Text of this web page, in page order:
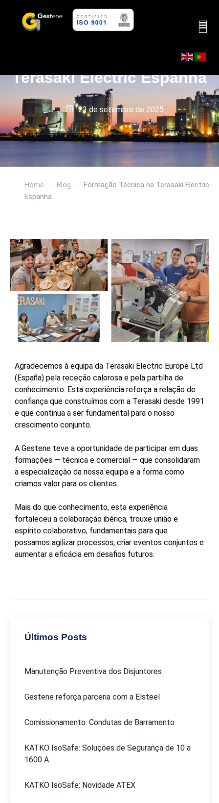
Formação Técnica na
Terasaki Electric Espanha
23 de setembro de 2025
Home - Blog -
Formação Técnica na Terasaki Electric
Espanha
Agradecemos à equipa da Terasaki Electric Europe Ltd
(España) pela receção calorosa e pela partilha de
conhecimento. Esta experiência reforça a relação de
confiança que construímos com a Terasaki desde 1991
e que continua a ser fundamental para o nosso
crescimento conjunto.
A Gestene teve a oportunidade de participar em duas
formações — técnica e comercial — que consolidaram
a especialização da nossa equipa e a forma como
criamos valor para os clientes.
Mais do que conhecimento, esta experiência
fortaleceu a colaboração ibérica, trouxe união e
espírito colaborativo, fundamentais para que
possamos agilizar processos, criar eventos conjuntos e
aumentar a eficácia em desafios futuros.
Últimos Posts
Manutenção Preventiva dos Disjuntores
Gestene reforça parceria com a Elsteel
Comissionamento: Condutas de Barramento
KATKO IsoSafe: Soluções de Segurança de 10 a
1600 A
KATKO IsoSafe: Novidade ATEX